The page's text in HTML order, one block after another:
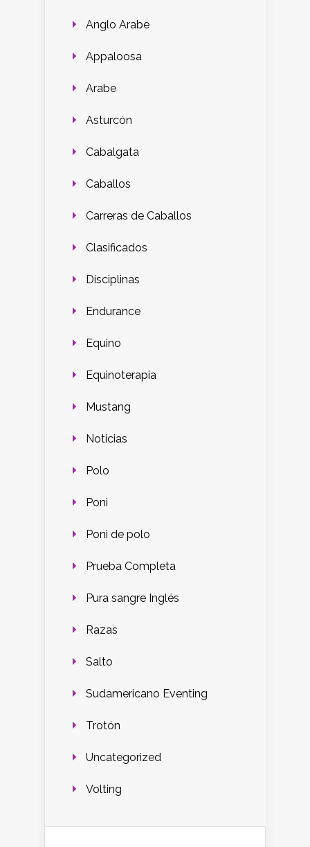
Anglo Arabe
Appaloosa
Arabe
Asturcón
Cabalgata
Caballos
Carreras de Caballos
Clasificados
Disciplinas
Endurance
Equino
Equinoterapia
Mustang
Noticias
Polo
Poni
Poni de polo
Prueba Completa
Pura sangre Inglés
Razas
Salto
Sudamericano Eventing
Trotón
Uncategorized
Volting